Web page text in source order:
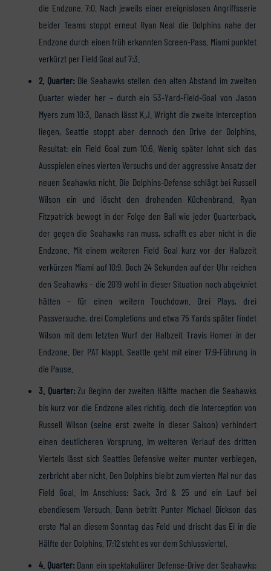
die Endzone. 7:0. Nach jeweils einer ereignislosen Angriffsserie
beider Teams stoppt erneut Ryan Neal die Dolphins nahe der
Endzone durch einen früh erkannten Screen-Pass. Miami punktet
verkürzt per Field Goal auf 7:3.
2. Quarter: Die Seahawks stellen den alten Abstand im zweiten
Quarter wieder her – durch ein 53-Yard-Field-Goal von Jason
Myers zum 10:3. Danach lässt K.J. Wright die zweite Interception
liegen, Seattle stoppt aber dennoch den Drive der Dolphins.
Resultat: ein Field Goal zum 10:6. Wenig später lohnt sich das
Ausspielen eines vierten Versuchs und der aggressive Ansatz der
neuen Seahawks nicht. Die Dolphins-Defense schlägt bei Russell
Wilson ein und löscht den drohenden Küchenbrand. Ryan
Fitzpatrick bewegt in der Folge den Ball wie jeder Quarterback,
der gegen die Seahawks ran muss, schafft es aber nicht in die
Endzone. Mit einem weiteren Field Goal kurz vor der Halbzeit
verkürzen Miami auf 10:9. Doch 24 Sekunden auf der Uhr reichen
den Seahawks – die 2019 wohl in dieser Situation noch abgekniet
hätten – für einen weitern Touchdown. Drei Plays, drei
Passversuche, drei Completions und etwa 75 Yards später findet
Wilson mit dem letzten Wurf der Halbzeit Travis Homer in der
Endzone. Der PAT klappt, Seattle geht mit einer 17:9-Führung in
die Pause.
3. Quarter:Zu Beginn der zweiten Hälfte machen die Seahawks
bis kurz vor die Endzone alles richtig, doch die Interception von
Russell Wilson (seine erst zweite in dieser Saison) verhindert
einen deutlicheren Vorsprung. Im weiteren Verlauf des dritten
Viertels lässt sich Seattles Defensive weiter munter verbiegen,
zerbricht aber nicht. Den Dolphins bleibt zum vierten Mal nur das
Field Goal. Im Anschluss: Sack, 3rd & 25 und ein Lauf bei
ebendiesem Versuch. Dann betritt Punter Michael Dickson das
erste Mal an diesem Sonntag das Feld und drischt das Ei in die
Hälfte der Dolphins. 17:12 steht es vor dem Schlussviertel.
4. Quarter:Dann ein spektakulärer Defense-Drive der Seahawks: